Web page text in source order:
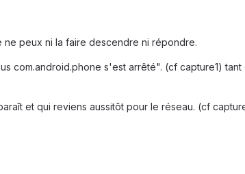
peux ni la faire descendre ni répondre.
com.android.phone s'est arrêté". (cf capture1)
et qui reviens aussitôt pour le réseau. (cf